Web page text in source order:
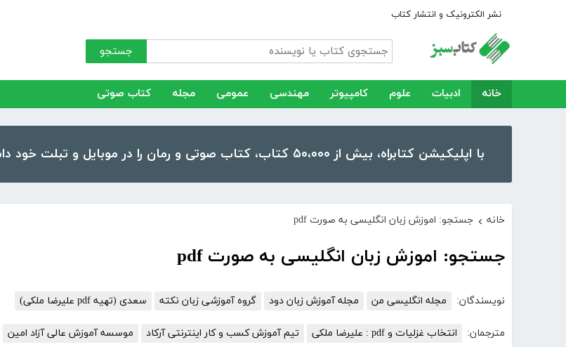
نشر الکترونیک و انتشار کتاب
جستجو
خانه ادبیات علوم کامپیوتر مهندسی عمومی مجله کتاب صوتی
با اپلیکیشن کتابراه، بیش از ۵۰،۰۰۰ کتاب، کتاب صوتی و رمان را در موبایل و تبلت خود داشته باشید!
خانه › جستجو: اموزش زبان انگلیسی به صورت pdf
جستجو: اموزش زبان انگلیسی به صورت pdf
نویسندگان: مجله انگلیسی من مجله آموزش زبان دود گروه آموزشی زبان نکته سعدی (تهیه pdf علیرضا ملکی)
مترجمان: انتخاب غزلیات و pdf : علیرضا ملکی تیم آموزش کسب و کار اینترنتی آرکاد موسسه آموزش عالی آزاد امین